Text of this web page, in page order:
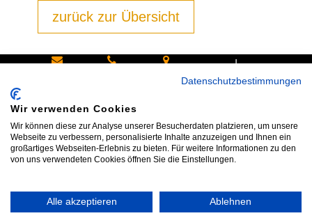
zurück zur Übersicht
info@bike
shop24.n
et
an:
Tel.+49
172 40 59
85540
Haar bei
|
Impressum|AGB Widerrufsrecht
Datenschutzbestimmungen
Wir verwenden Cookies
Wir können diese zur Analyse unserer Besucherdaten platzieren, um unsere
Webseite zu verbessern, personalisierte Inhalte anzuzeigen und Ihnen ein
großartiges Webseiten-Erlebnis zu bieten. Für weitere Informationen zu den
von uns verwendeten Cookies öffnen Sie die Einstellungen.
Alle akzeptieren Ablehnen